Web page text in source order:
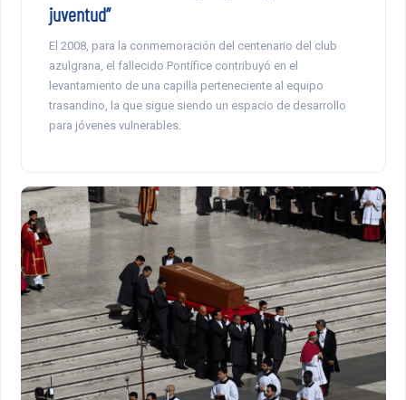
juventud”
El 2008, para la conmemoración del centenario del club
azulgrana, el fallecido Pontífice contribuyó en el
levantamiento de una capilla perteneciente al equipo
trasandino, la que sigue siendo un espacio de desarrollo
para jóvenes vulnerables.